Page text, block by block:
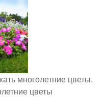
многолетние цветы.
цветы